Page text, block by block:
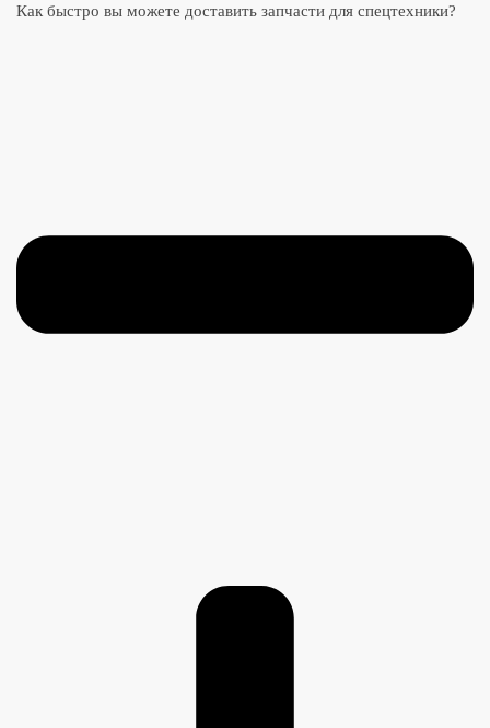
Как быстро вы можете доставить запчасти для спецтехники?